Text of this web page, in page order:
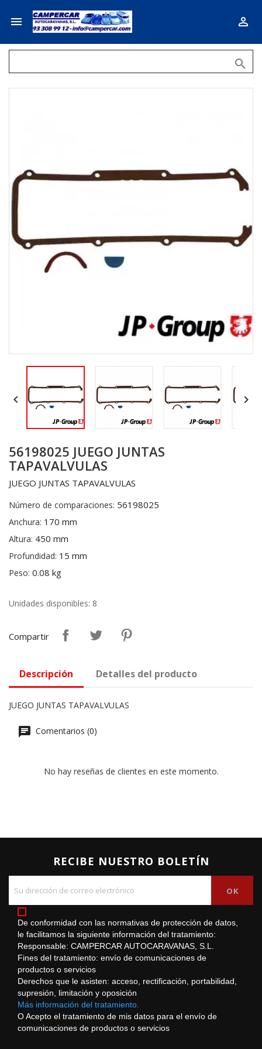
 

 
56198025 JUEGO JUNTAS
TAPAVALVULAS
JUEGO JUNTAS TAPAVALVULAS
Número de comparaciones: 56198025
Anchura: 170 mm
Altura: 450 mm
Profundidad: 15 mm
Peso: 0.08 kg
Unidades disponibles: 8
Compartir
Descripción Detalles del producto
JUEGO JUNTAS TAPAVALVULAS
Comentarios (0)
No hay reseñas de clientes en este momento.
RECIBE NUESTRO BOLETÍN
De conformidad con las normativas de protección de datos,
le facilitamos la siguiente información del tratamiento:
Responsable: CAMPERCAR AUTOCARAVANAS, S.L.
Fines del tratamiento: envío de comunicaciones de
productos o servicios
Derechos que le asisten: acceso, rectificación, portabilidad,
supresión, limitación y oposición
Más información del tratamiento.
O Acepto el tratamiento de mis datos para el envío de
comunicaciones de productos o servicios